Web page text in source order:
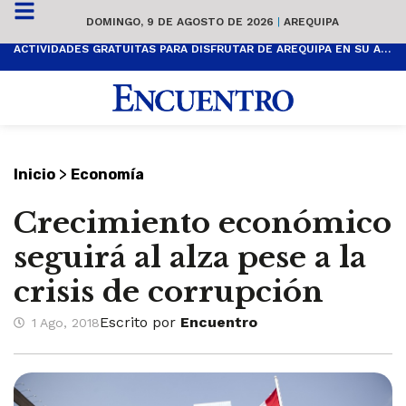
DOMINGO, 9 DE AGOSTO DE 2026 | AREQUIPA
ACTIVIDADES GRATUITAS PARA DISFRUTAR DE AREQUIPA EN SU ANIVERSARIO
Inicio > Economía
Crecimiento económico
seguirá al alza pese a la
crisis de corrupción
1 Ago, 2018Escrito por Encuentro